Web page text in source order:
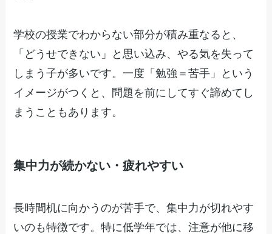
学校の授業でわからない部分が積み重なると、
「どうせできない」と思い込み、やる気を失って
しまう子が多いです。一度「勉強＝苦手」という
イメージがつくと、問題を前にしてすぐ諦めてし
まうこともあります。
集中力が続かない・疲れやすい
長時間机に向かうのが苦手で、集中力が切れやす
いのも特徴です。特に低学年では、注意が他に移